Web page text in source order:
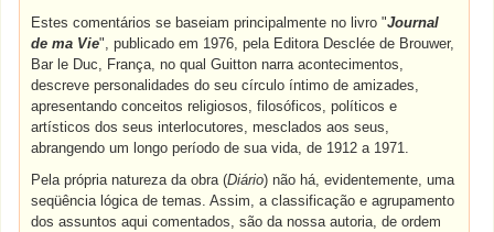
Estes comentários se baseiam principalmente no livro "Journal
de ma Vie", publicado em 1976, pela Editora Desclée de Brouwer,
Bar le Duc, França, no qual Guitton narra acontecimentos,
descreve personalidades do seu círculo íntimo de amizades,
apresentando conceitos religiosos, filosóficos, políticos e
artísticos dos seus interlocutores, mesclados aos seus,
abrangendo um longo período de sua vida, de 1912 a 1971.
Pela própria natureza da obra (Diário) não há, evidentemente, uma
seqüência lógica de temas. Assim, a classificação e agrupamento
dos assuntos aqui comentados, são da nossa autoria, de ordem